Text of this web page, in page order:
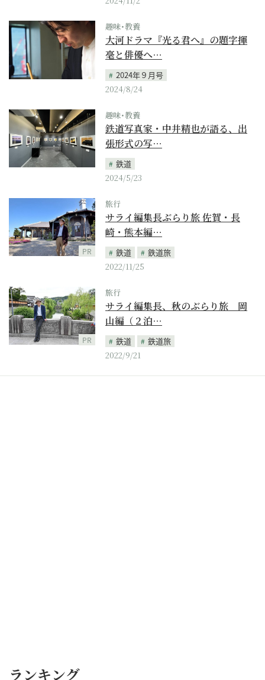
趣味･教養
大河ドラマ『光る君へ』の題字揮
毫と俳優へ…
2024年９月号
2024/8/24
趣味･教養
鉄道写真家・中井精也が語る、出
張形式の写…
鉄道
2024/5/23
PR
旅行
サライ編集長ぶらり旅 佐賀・長
崎・熊本編…
鉄道
鉄道旅
2022/11/25
PR
旅行
サライ編集長、秋のぶらり旅 岡
山編（２泊…
鉄道
鉄道旅
2022/9/21
ランキング